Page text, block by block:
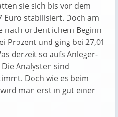
sie sich bis vor dem
Euro stabilisiert. Doch am
nach ordentlichem Beginn
Prozent und ging bei 27,01
derzeit so aufs Anleger-
Analysten sind
Doch wie es beim
man erst in gut einer